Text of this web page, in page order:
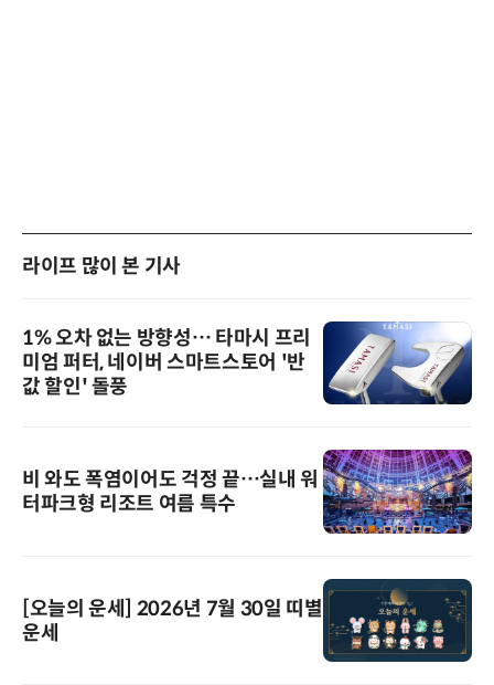
라이프 많이 본 기사
1% 오차 없는 방향성… 타마시 프리
미엄 퍼터, 네이버 스마트스토어 '반
값 할인' 돌풍
비 와도 폭염이어도 걱정 끝…실내 워
터파크형 리조트 여름 특수
[오늘의 운세] 2026년 7월 30일 띠별
운세